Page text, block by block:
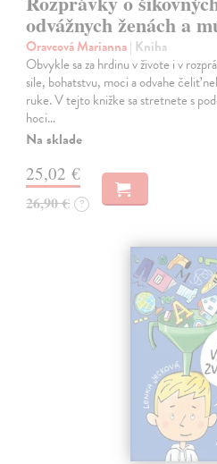
odvážnych ženách a
Oravcová Marianna| Kniha
Obvykle sa za hrdinu v živote i v
sile, bohatstvu, moci a odvahe čeliť
ruke. V tejto knižke sa stretnete s
hoci…
Na sklade
25,02 €
26,90 € ?